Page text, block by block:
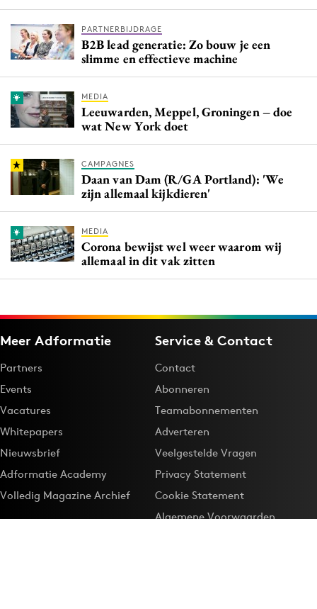
PARTNERBIJDRAGE
B2B lead generatie: Zo bouw je een
slimme en effectieve machine
MEDIA
Leeuwarden, Meppel, Groningen – doe
wat New York doet
CAMPAGNES
Daan van Dam (R/GA Portland): 'We
zijn allemaal kijkdieren'
MEDIA
Corona bewijst wel weer waarom wij
allemaal in dit vak zitten
Meer Adformatie
Partners
Events
Vacatures
Whitepapers
Nieuwsbrief
Adformatie Academy
Volledig Magazine Archief
Service & Contact
Contact
Abonneren
Teamabonnementen
Adverteren
Veelgestelde Vragen
Privacy Statement
Cookie Statement
Algemene Voorwaarden